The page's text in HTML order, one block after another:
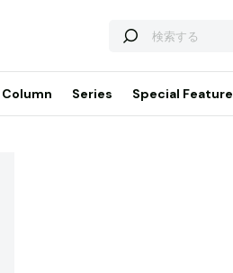
Column Series Special Feature